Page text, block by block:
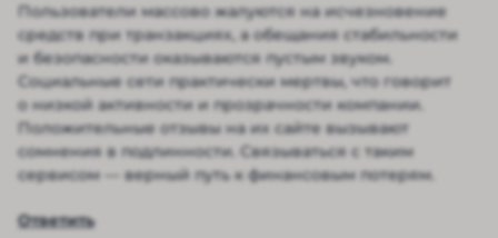
Пользователи массово жалуются на исчезновение
средств при транзакциях, а обещания стабильности
и безопасности оказываются пустым звуком.
Социальные сети практически мертвы, что говорит
о низкой активности и прозрачности компании.
Положительные отзывы на их сайте вызывают
сомнения в подлинности. Связываться с таким
сервисом — верный путь к финансовым потерям.
Ответить